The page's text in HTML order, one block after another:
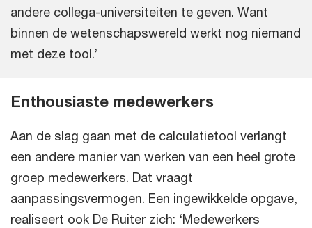
andere collega-universiteiten te geven. Want
binnen de wetenschapswereld werkt nog niemand
met deze tool.’
Enthousiaste medewerkers
Aan de slag gaan met de calculatietool verlangt
een andere manier van werken van een heel grote
groep medewerkers. Dat vraagt
aanpassingsvermogen. Een ingewikkelde opgave,
realiseert ook De Ruiter zich: ‘Medewerkers